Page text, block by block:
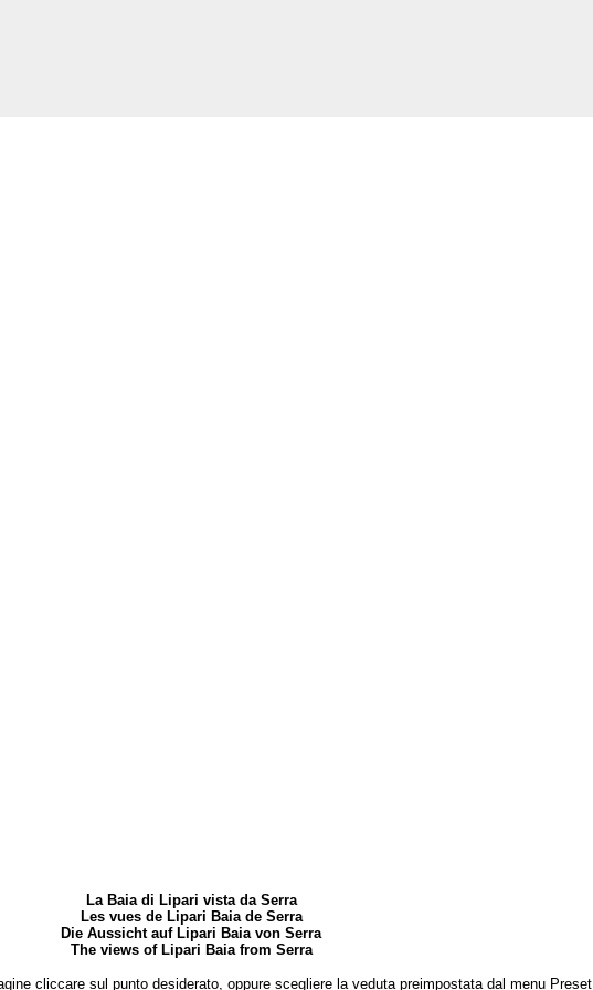
La Baia di Lipari vista da Serra
Les vues de Lipari Baia de Serra
Die Aussicht auf Lipari Baia von Serra
The views of Lipari Baia from Serra
cliccare sul punto desiderato, oppure scegliere la veduta preimpostata dal menu Preset